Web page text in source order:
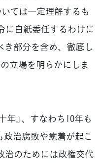
ては一定理解するも
に白紙委任するわけに
き部分を含め、徹底し
立場を明らかにしま
年』、すなわち10年も
治腐敗や癒着が起こ
治のためには政権交代